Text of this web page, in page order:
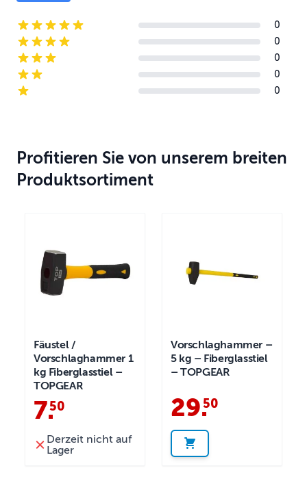
5-star reviews
0
4-star reviews
0
3-star reviews
0
2-star reviews
0
1-star reviews
0
Profitieren Sie von unserem breiten
Produktsortiment
Fäustel /
Vorschlaghammer 1
kg Fiberglasstiel –
TOPGEAR
7.
50
Derzeit nicht auf
Lager
Vorschlaghammer –
5 kg – Fiberglasstiel
– TOPGEAR
29.
50